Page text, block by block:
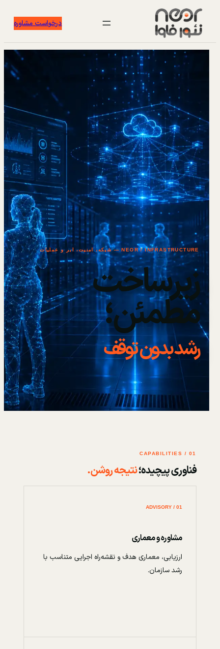
درخواست مشاوره
NEOR / INFRASTRUCTURE — شبکه، امنیت، ابر و عملیات
زیرساخت
مطمئن؛
رشد بدون توقف
01 / CAPABILITIES
فناوری پیچیده؛نتیجه روشن.
01 / ADVISORY
مشاوره و معماری
ارزیابی، معماری هدف و نقشه‌راه اجرایی متناسب با
رشد سازمان.